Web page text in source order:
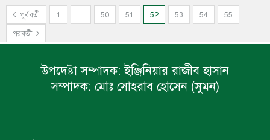
পূর্ববর্তী 1 50 51 52 53 54 55
পরবর্তী
উপদেষ্টা সম্পাদক: ইঞ্জিনিয়ার রাজীব হাসান
সম্পাদক: মোঃ সোহরাব হোসেন (সুমন)